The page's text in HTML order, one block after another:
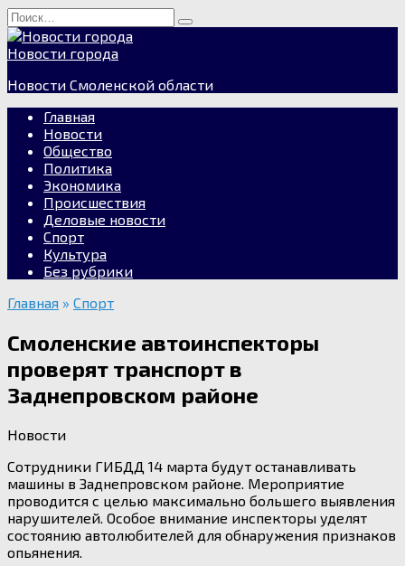
Перейти
к
содержанию
Search
for:
Новости города
Новости Смоленской области
Главная
Новости
Общество
Политика
Экономика
Происшествия
Деловые новости
Спорт
Культура
Без рубрики
Главная » Спорт
Смоленские автоинспекторы
проверят транспорт в
Заднепровском районе
Новости
Сотрудники ГИБДД 14 марта будут останавливать
машины в Заднепровском районе. Мероприятие
проводится с целью максимально большего выявления
нарушителей. Особое внимание инспекторы уделят
состоянию автолюбителей для обнаружения признаков
опьянения.